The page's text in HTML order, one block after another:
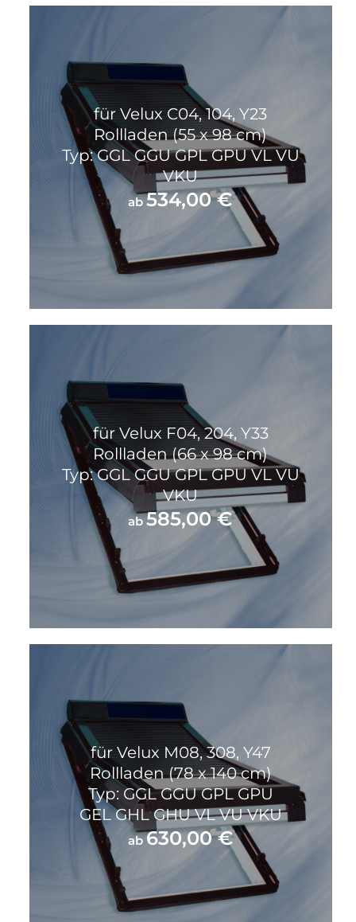
für Velux C04, 104, Y23
Rollladen (55 x 98 cm)
Typ: GGL GGU GPL GPU VL VU
VKU
ab534,00€
für Velux F04, 204, Y33
Rollladen (66 x 98 cm)
Typ: GGL GGU GPL GPU VL VU
VKU
ab585,00€
für Velux M08, 308, Y47
Rollladen (78 x 140 cm)
Typ: GGL GGU GPL GPU
GEL GHL GHU VL VU VKU
ab 630,00€